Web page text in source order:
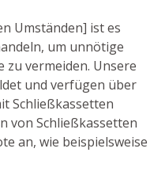
Umständen] ist es
um unnötige
zu vermeiden. Unsere
und verfügen über
Schließkassetten
von Schließkassetten
an, wie beispielsweise